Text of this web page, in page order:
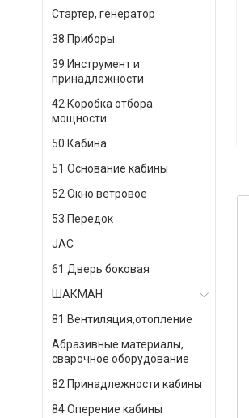
Стартер, генератор
38 Приборы
39 Инструмент и
принадлежности
42 Коробка отбора
мощности
50 Кабина
51 Основание кабины
52 Окно ветровое
53 Передок
JAC
61 Дверь боковая
ШАКМАН
81 Вентиляция,отопление
Абразивные материалы,
сварочное оборудование
82 Принадлежности кабины
84 Оперение кабины
Переходник отопителя D=20